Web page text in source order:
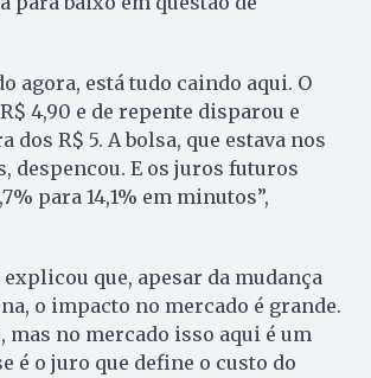
agora, está tudo caindo aqui. O
4,90 e de repente disparou e
dos R$ 5. A bolsa, que estava nos
despencou. E os juros futuros
para 14,1% em minutos”,
que, apesar da mudança
o impacto no mercado é grande.
mas no mercado isso aqui é um
é o juro que define o custo do